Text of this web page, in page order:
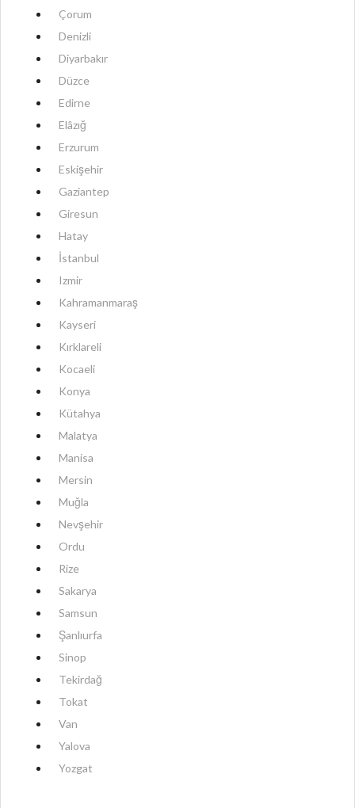
Çorum
Denizli
Diyarbakır
Düzce
Edirne
Elâzığ
Erzurum
Eskişehir
Gaziantep
Giresun
Hatay
İstanbul
Izmir
Kahramanmaraş
Kayseri
Kırklareli
Kocaeli
Konya
Kütahya
Malatya
Manisa
Mersin
Muğla
Nevşehir
Ordu
Rize
Sakarya
Samsun
Şanlıurfa
Sinop
Tekirdağ
Tokat
Van
Yalova
Yozgat